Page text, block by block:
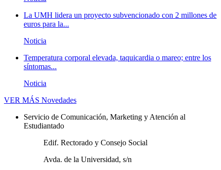
La UMH lidera un proyecto subvencionado con 2 millones de
euros para la...
Noticia
Temperatura corporal elevada, taquicardia o mareo; entre los
síntomas...
Noticia
VER MÁS Novedades
Servicio de Comunicación, Marketing y Atención al
Estudiantado
Edif. Rectorado y Consejo Social
Avda. de la Universidad, s/n